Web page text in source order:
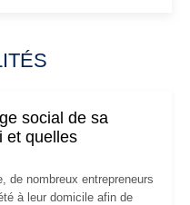
social de sa
et quelles
de nombreux entrepreneurs
à leur domicile afin de